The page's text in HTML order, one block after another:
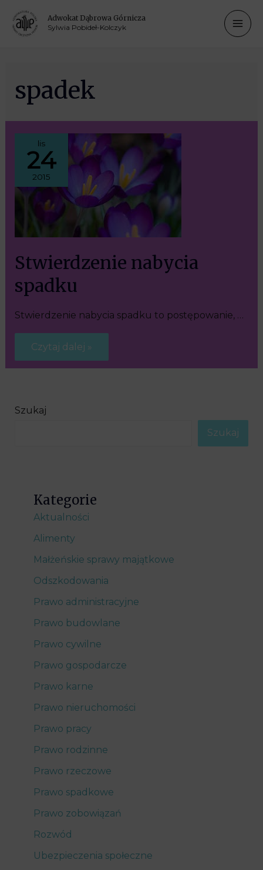
Adwokat Dąbrowa Górnicza
Sylwia Pobideł-Kolczyk
spadek
lis
24
2015
Stwierdzenie nabycia
spadku
Stwierdzenie nabycia spadku to postępowanie, …
Czytaj dalej »
Szukaj
Szukaj
Kategorie
Aktualności
Alimenty
Małżeńskie sprawy majątkowe
Odszkodowania
Prawo administracyjne
Prawo budowlane
Prawo cywilne
Prawo gospodarcze
Prawo karne
Prawo nieruchomości
Prawo pracy
Prawo rodzinne
Prawo rzeczowe
Prawo spadkowe
Prawo zobowiązań
Rozwód
Ubezpieczenia społeczne